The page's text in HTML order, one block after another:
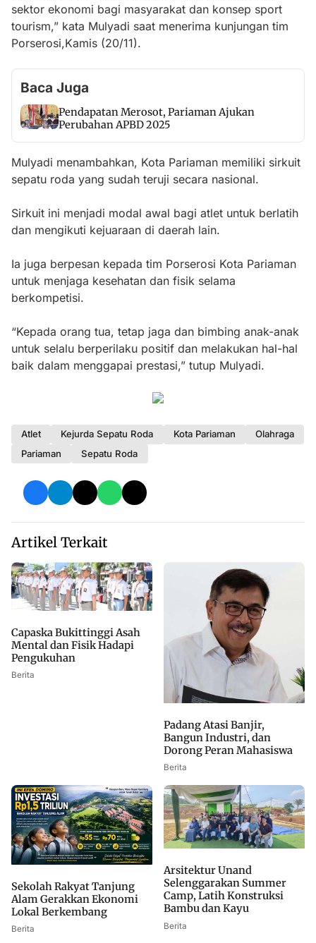
sektor ekonomi bagi masyarakat dan konsep sport
tourism,” kata Mulyadi saat menerima kunjungan tim
Porserosi,Kamis (20/11).
Baca Juga
Pendapatan Merosot, Pariaman Ajukan
Perubahan APBD 2025
Mulyadi menambahkan, Kota Pariaman memiliki sirkuit
sepatu roda yang sudah teruji secara nasional.
Sirkuit ini menjadi modal awal bagi atlet untuk berlatih
dan mengikuti kejuaraan di daerah lain.
Ia juga berpesan kepada tim Porserosi Kota Pariaman
untuk menjaga kesehatan dan fisik selama
berkompetisi.
“Kepada orang tua, tetap jaga dan bimbing anak-anak
untuk selalu berperilaku positif dan melakukan hal-hal
baik dalam menggapai prestasi,” tutup Mulyadi.
Atlet Kejurda Sepatu Roda Kota Pariaman
Olahraga
Pariaman
Sepatu Roda
Artikel Terkait
Capaska Bukittinggi Asah
Mental dan Fisik Hadapi
Pengukuhan
Berita
Padang Atasi Banjir,
Bangun Industri, dan
Dorong Peran Mahasiswa
Berita
Sekolah Rakyat Tanjung
Alam Gerakkan Ekonomi
Lokal Berkembang
Berita
Arsitektur Unand
Selenggarakan Summer
Camp, Latih Konstruksi
Bambu dan Kayu
Berita